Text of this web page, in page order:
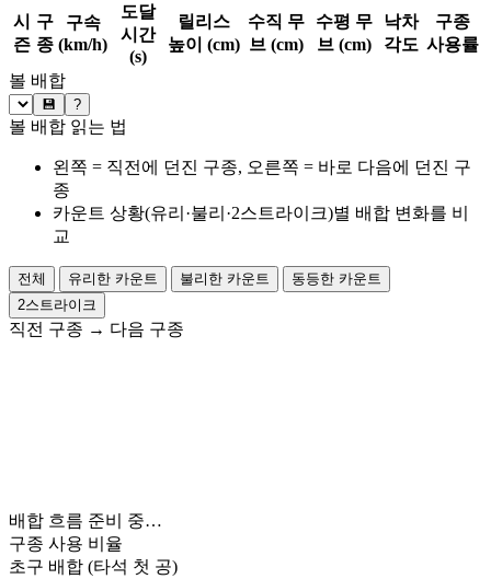
시
즌
구
종
구속
(km/h)
도달
시간
(s)
릴리스
높이 (cm)
수직 무
브 (cm)
수평 무
브 (cm)
낙차
각도
구종
사용률
볼 배합
💾 ?
볼 배합 읽는 법
왼쪽 = 직전에 던진 구종, 오른쪽 = 바로 다음에 던진 구
종
카운트 상황(유리·불리·2스트라이크)별 배합 변화를 비
교
전체 유리한 카운트 불리한 카운트
동등한 카운트
2스트라이크
직전 구종 → 다음 구종
배합 흐름 준비 중…
구종 사용 비율
초구 배합 (타석 첫 공)